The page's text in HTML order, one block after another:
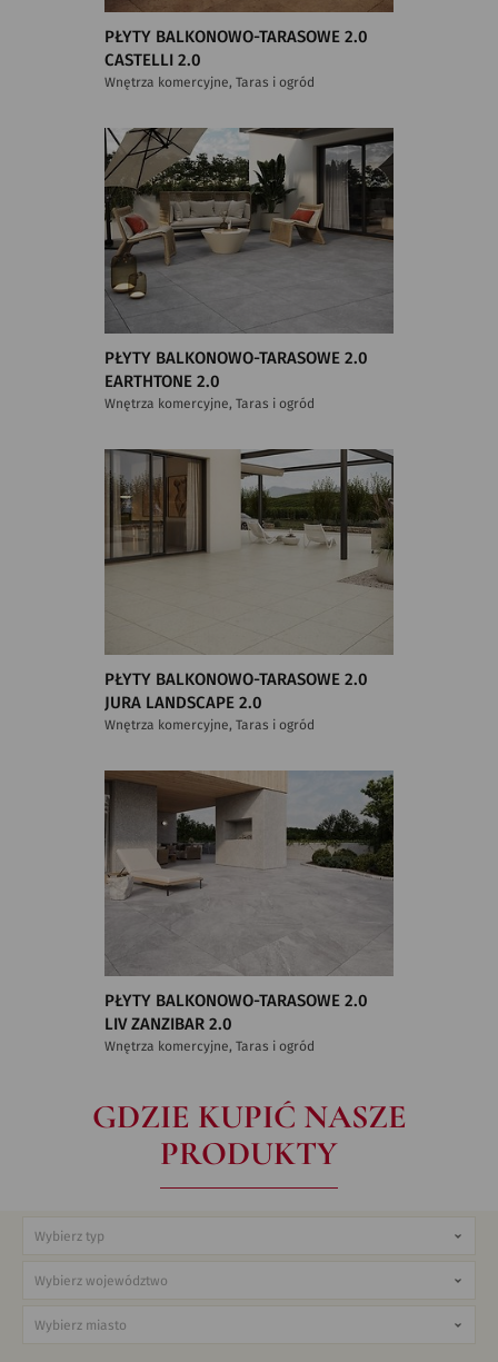
PŁYTY BALKONOWO-TARASOWE 2.0
CASTELLI 2.0
Wnętrza komercyjne, Taras i ogród
PŁYTY BALKONOWO-TARASOWE 2.0
EARTHTONE 2.0
Wnętrza komercyjne, Taras i ogród
PŁYTY BALKONOWO-TARASOWE 2.0
JURA LANDSCAPE 2.0
Wnętrza komercyjne, Taras i ogród
PŁYTY BALKONOWO-TARASOWE 2.0
LIV ZANZIBAR 2.0
Wnętrza komercyjne, Taras i ogród
GDZIE KUPIĆ NASZE
PRODUKTY